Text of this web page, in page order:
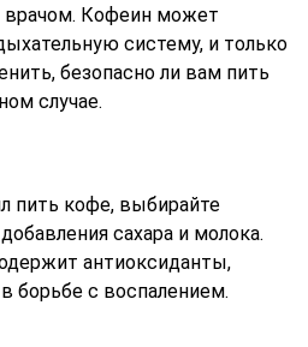
врачом. Кофеин может
систему, и только
безопасно ли вам пить
случае.
пить кофе, выбирайте
сахара и молока.
антиоксиданты,
борьбе с воспалением.